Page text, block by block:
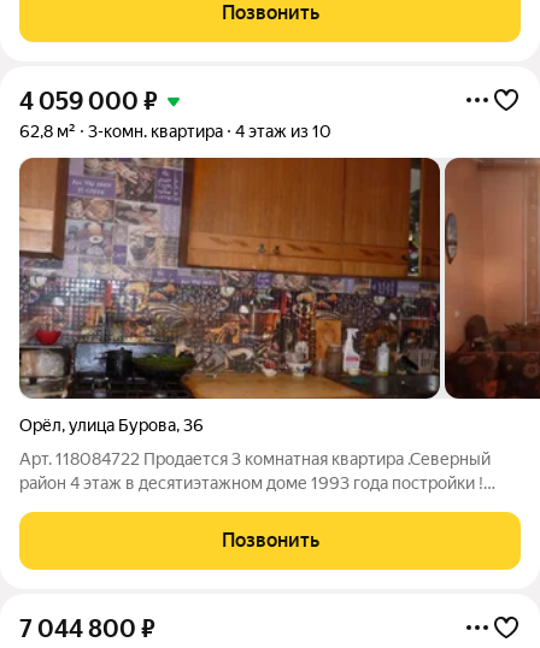
Позвонить
4 059 000 ₽
62,8 м² 3-комн. квартира 4 этаж из 10
Орёл,улица Бурова,36
Арт. 118084722 Продается 3 комнатная квартира .Северный
район 4 этаж в десятиэтажном доме 1993 года постройки !
середина ,отличная локация и развитая инфраструктура ул.
Бурова . Возможен обмен на
Позвонить
7 044 800 ₽